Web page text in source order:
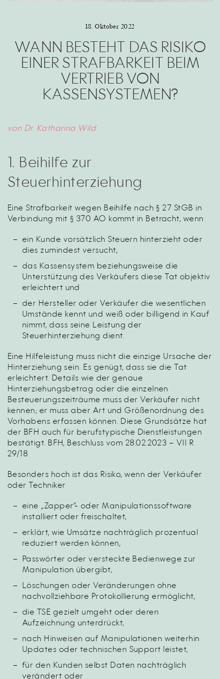
18. Oktober 2022
WANN BESTEHT DAS RISIKO
EINER STRAFBARKEIT BEIM
VERTRIEB VON
KASSENSYSTEMEN?
von Dr. Katharina Wild
1. Beihilfe zur
Steuerhinterziehung
Eine Strafbarkeit wegen Beihilfe nach § 27 StGB in
Verbindung mit § 370 AO kommt in Betracht, wenn
ein Kunde vorsätzlich Steuern hinterzieht oder
dies zumindest versucht,
das Kassensystem beziehungsweise die
Unterstützung des Verkäufers diese Tat objektiv
erleichtert und
der Hersteller oder Verkäufer die wesentlichen
Umstände kennt und weiß oder billigend in Kauf
nimmt, dass seine Leistung der
Steuerhinterziehung dient.
Eine Hilfeleistung muss nicht die einzige Ursache der
Hinterziehung sein. Es genügt, dass sie die Tat
erleichtert. Details wie der genaue
Hinterziehungsbetrag oder die einzelnen
Besteuerungszeiträume muss der Verkäufer nicht
kennen; er muss aber Art und Größenordnung des
Vorhabens erfassen können. Diese Grundsätze hat
der BFH auch für berufstypische Dienstleistungen
bestätigt. BFH, Beschluss vom 28.02.2023 – VII R
29/18
Besonders hoch ist das Risiko, wenn der Verkäufer
oder Techniker
eine „Zapper“- oder Manipulationssoftware
installiert oder freischaltet,
erklärt, wie Umsätze nachträglich prozentual
reduziert werden können,
Passwörter oder versteckte Bedienwege zur
Manipulation übergibt,
Löschungen oder Veränderungen ohne
nachvollziehbare Protokollierung ermöglicht,
die TSE gezielt umgeht oder deren
Aufzeichnung unterdrückt,
nach Hinweisen auf Manipulationen weiterhin
Updates oder technischen Support leistet,
für den Kunden selbst Daten nachträglich
verändert oder